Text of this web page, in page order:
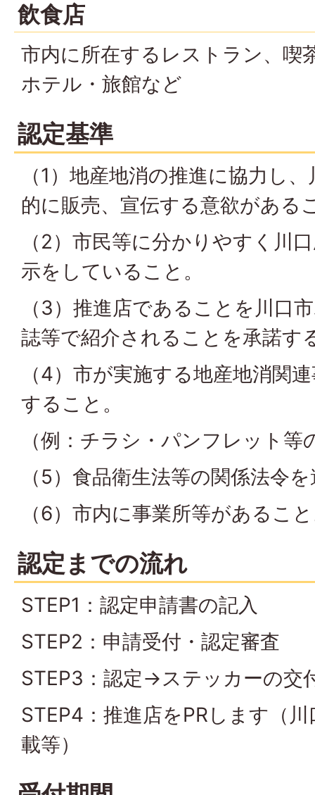
飲食店
市内に所在するレストラン、喫
ホテル・旅館など
認定基準
（1）地産地消の推進に協力し
的に販売、宣伝する意欲がある
（2）市民等に分かりやすく川
示をしていること。
（3）推進店であることを川口
誌等で紹介されることを承諾す
（4）市が実施する地産地消関
すること。
（例：チラシ・パンフレット等
（5）食品衛生法等の関係法令
（6）市内に事業所等があるこ
認定までの流れ
STEP1：認定申請書の記入
STEP2：申請受付・認定審査
STEP3：認定→ステッカーの交
STEP4：推進店をPRします（
載等）